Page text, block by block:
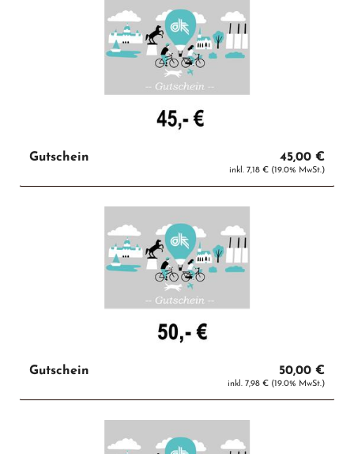
Gutschein 45,00 €
inkl. 7,18 € (19.0% MwSt.)
Gutschein 50,00 €
inkl. 7,98 € (19.0% MwSt.)